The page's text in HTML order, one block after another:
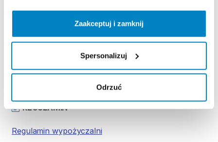
Zaakceptuj i zamknij
Spersonalizuj
Odrzuć
- zestaw naprawczy
Zasady wypożyczenia
REGULAMIN
Regulamin wypożyczalni